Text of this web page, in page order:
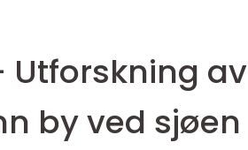
Utforskning av
by ved sjøen